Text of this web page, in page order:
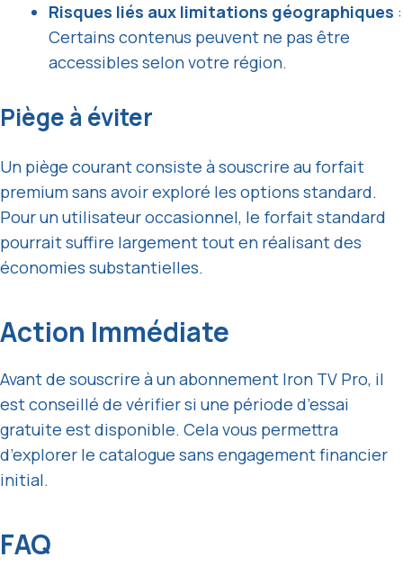
Risques liés aux limitations géographiques :
Certains contenus peuvent ne pas être
accessibles selon votre région.
Piège à éviter
Un piège courant consiste à souscrire au forfait
premium sans avoir exploré les options standard.
Pour un utilisateur occasionnel, le forfait standard
pourrait suffire largement tout en réalisant des
économies substantielles.
Action Immédiate
Avant de souscrire à un abonnement Iron TV Pro, il
est conseillé de vérifier si une période d’essai
gratuite est disponible. Cela vous permettra
d’explorer le catalogue sans engagement financier
initial.
FAQ